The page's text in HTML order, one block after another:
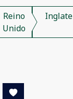
Reino
Unido